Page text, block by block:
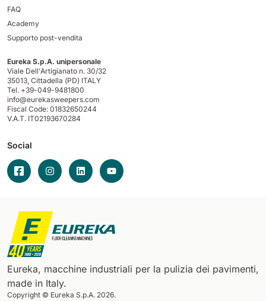
FAQ
Academy
Supporto post-vendita
Eureka S.p.A. unipersonale
Viale Dell'Artigianato n. 30/32
35013, Cittadella (PD) ITALY
Tel. +39-049-9481800
info@eurekasweepers.com
Fiscal Code: 01832650244
V.A.T. IT02193670284
Social
Eureka, macchine industriali per la pulizia dei pavimenti,
made in Italy.
Copyright © Eureka S.p.A. 2026.